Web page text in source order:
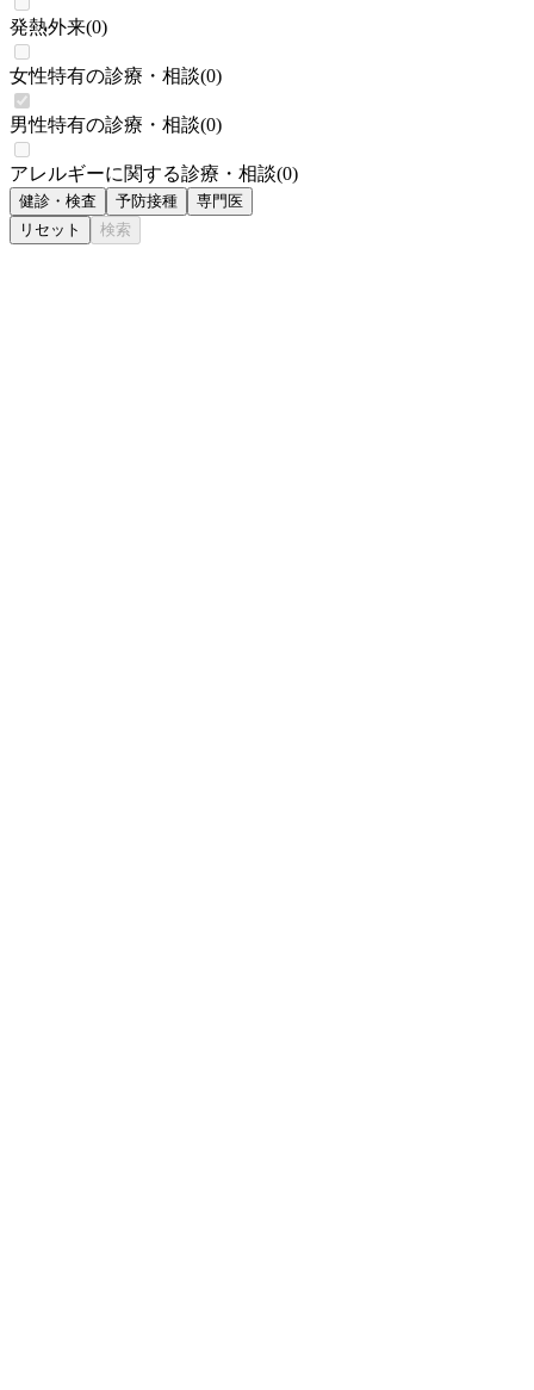
発熱外来(0)
女性特有の診療・相談(0)
男性特有の診療・相談(0)
アレルギーに関する診療・相談(0)
健診・検査 予防接種
専門医
リセット
検索